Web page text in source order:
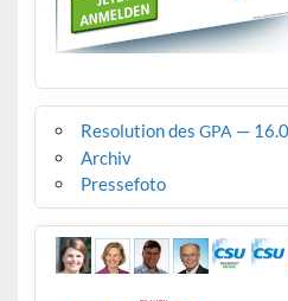
Resolution des GPA —
Archiv
Pressefoto